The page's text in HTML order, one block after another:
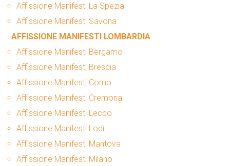
Affissione Manifesti La Spezia
Affissione Manifesti Savona
AFFISSIONE MANIFESTI LOMBARDIA
Affissione Manifesti Bergamo
Affissione Manifesti Brescia
Affissione Manifesti Como
Affissione Manifesti Cremona
Affissione Manifesti Lecco
Affissione Manifesti Lodi
Affissione Manifesti Mantova
Affissione Manifesti Milano